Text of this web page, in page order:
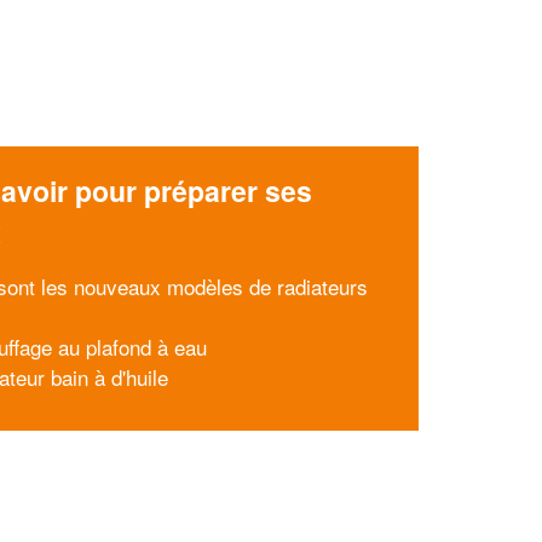
pour préparer ses
les nouveaux modèles de radiateurs
au plafond à eau
bain à d'huile